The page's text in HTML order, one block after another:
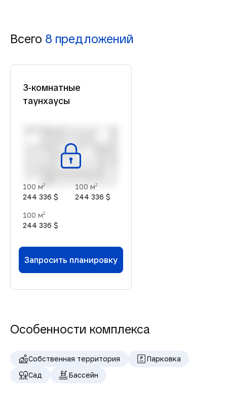
Всего 8 предложений
3-комнатные
таунхаусы
100 м2
244 336 $
100 м2
244 336 $
100 м2
244 336 $
Запросить планировку
Особенности комплекса
Собственная территория
Парковка
Сад
Бассейн